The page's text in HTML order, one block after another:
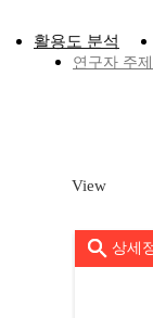
활용도 분석
연구자 주
View
상세